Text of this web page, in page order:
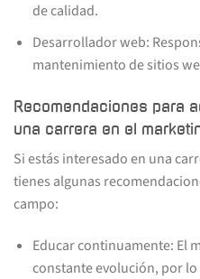
de calidad.
Desarrollador web:
mantenimiento de sitios
Recomendaciones para
una carrera en el
Si estás interesado en una
tienes algunas
campo:
Educar continuamente: El
constante evolución, por